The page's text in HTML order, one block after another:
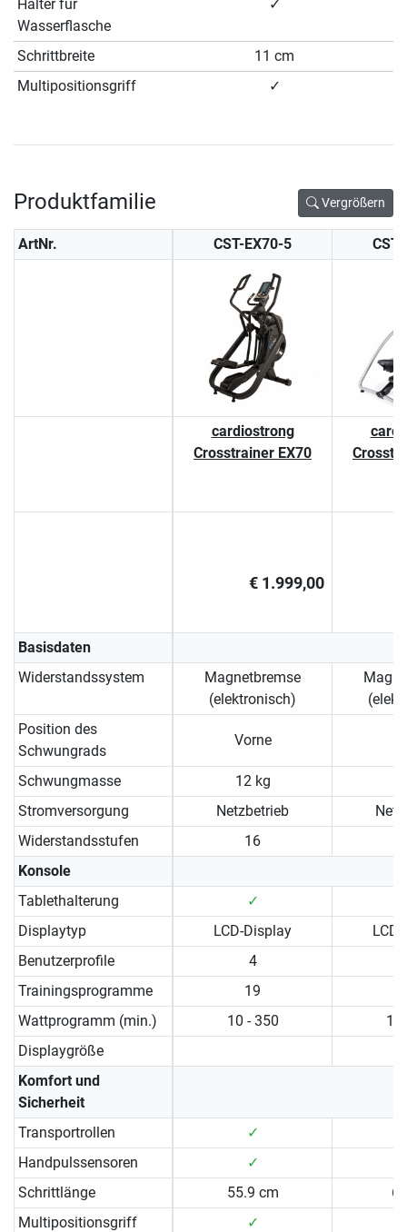
Halter für
Wasserflasche
✓
Schrittbreite
11 cm
Multipositionsgriff
✓
Produktfamilie Vergrößern
ArtNr. CST-EX70-5
cardiostrong
Crosstrainer EX70
€ 1.999,00
Basisdaten
Widerstandssystem
Magnetbremse
(elektronisch)
Position des
Schwungrads
Vorne
Schwungmasse 12 kg
Stromversorgung
Netzbetrieb
Widerstandsstufen
16
Konsole
Tablethalterung
✓
Displaytyp
LCD-Display
Benutzerprofile
4
Trainingsprogramme
19
Wattprogramm (min.)
10 - 350
10
Displaygröße
Komfort und
Sicherheit
Transportrollen
✓
Handpulssensoren
✓
Schrittlänge
55.9 cm
Multipositionsgriff
✓